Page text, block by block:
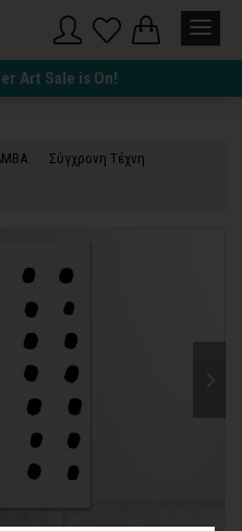
Art Sale is On!
Σύγχρονη Τέχνη